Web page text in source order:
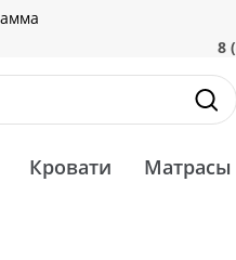
8
Кровати Матрасы